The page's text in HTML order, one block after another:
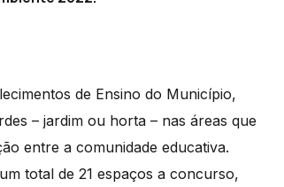
de Ensino do Município,
– jardim ou horta – nas áreas que
entre a comunidade educativa.
total de 21 espaços a concurso,